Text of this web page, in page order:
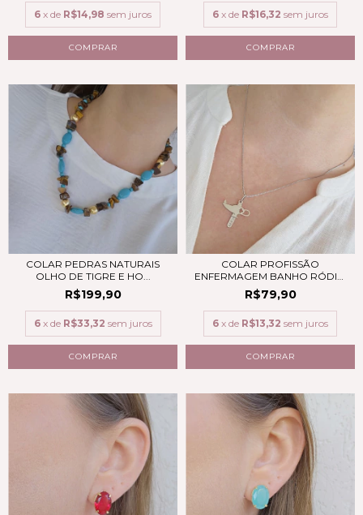
6 x de R$14,98 sem juros 6 x de R$16,32 sem juros
COLAR PEDRAS NATURAIS
OLHO DE TIGRE E HO...
R$199,90
6 x de R$33,32 sem juros
COLAR PROFISSÃO
ENFERMAGEM BANHO RÓDIO
B...
R$79,90
6 x de R$13,32 sem juros